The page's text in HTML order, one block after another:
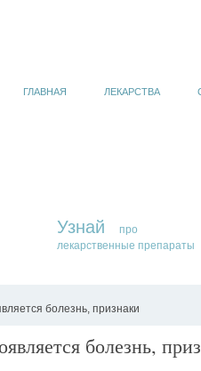
ГЛАВНАЯ ЛЕКАРСТВА
Узнай
про
лекарственные препараты
болезнь, признаки
болезнь,